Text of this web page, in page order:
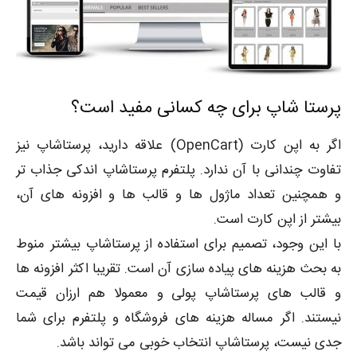
پرستا شاپ برای چه کسانی مفید است؟
اگر به اپن کارت (OpenCart) علاقه دارید، پرستاشاپ نیز
تفاوت چندانی با آن ندارد. پلتفرم پرستاشاپ اندکی جذاب تر
و همچنین تعداد ماژول ها و قالب ها و افزونه های آن،
بیشتر از اپن کارت است.
با این وجود، تصمیم برای استفاده از پرستاشاپ بیشتر منوط
به بحث هزینه های پیاده سازی آن است. تقریبا اکثر افزونه ها
و قالب های پرستاشاپ پولی و معمولا هم ارزان قیمت
نیستند. اگر مساله هزینه های فروشگاه و پلتفرم برای شما
جدی نیست، پرستاشاپ انتخاب خوبی می تواند باشد.